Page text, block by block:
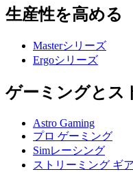
生産性を高める
Masterシリーズ
Ergoシリーズ
ゲーミングとス
Astro Gaming
プロ ゲーミング
Simレーシング
ストリーミング ギア